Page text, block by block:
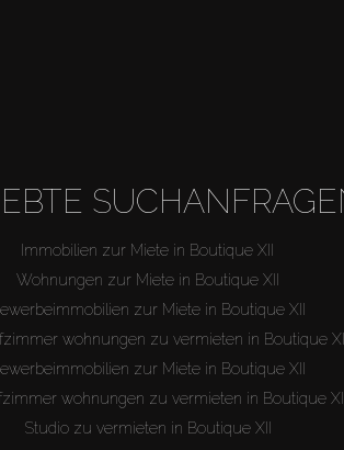
Immobilien zur Miete in Boutique XII
Wohnungen zur Miete in Boutique XII
zur Miete in Boutique XII
wohnungen zu vermieten in Boutique XII
zur Miete in Boutique XII
wohnungen zu vermieten in Boutique XII
Studio zu vermieten in Boutique XII